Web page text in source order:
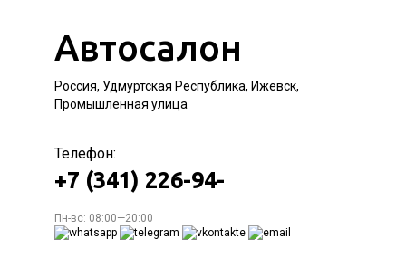
Автосалон
Россия, Удмуртская Республика, Ижевск,
Промышленная улица
Телефон:
+7 (341) 226-94-
Пн-вс: 08:00—20:00